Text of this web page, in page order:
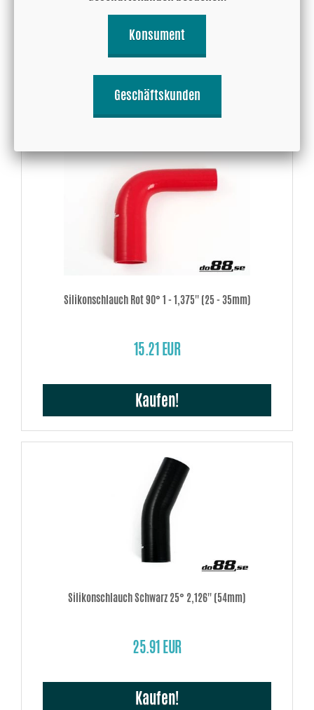
Kaufen!
Silikonschlauch Rot 90° 1 - 1,375'' (25 - 35mm)
15.21 EUR
Kaufen!
Silikonschlauch Schwarz 25° 2,126'' (54mm)
25.91 EUR
Kaufen!
Konsument
Geschäftskunden